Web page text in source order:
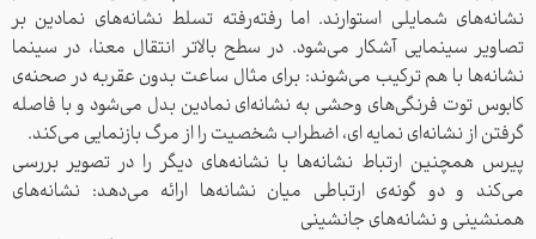
نشانه‌های شمایلی استوارند. اما رفته‌‌رفته تسلط نشانه‌های نمادین بر
تصاویر سینمایی آشکار می‌شود. در سطح بالاتر انتقال معنا، در سینما
نشانه‌ها با هم ترکیب می‌شوند: برای مثال ساعت بدون عقربه در صحنه‌ی
کابوس توت فرنگی‌های وحشی به نشانه‌ای نمادین بدل می‌شود و با فاصله
گرفتن از نشانه‌ای نمایه ای، اضطراب شخصیت را از مرگ بازنمایی می‌کند.
پیرس همچنین ارتباط نشانه‌ها با نشانه‌های دیگر را در تصویر بررسی
می‌کند و دو گونه‌ی ارتباطی میان نشانه‌ها ارائه می‌دهد: نشانه‌های
همنشینی و نشانه‌های جانشینی